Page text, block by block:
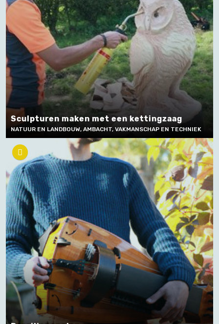
Sculpturen maken met een kettingzaag
NATUUR EN LANDBOUW, AMBACHT, VAKMANSCHAP EN TECHNIEK